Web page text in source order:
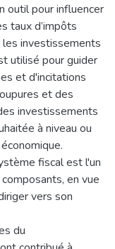
outil pour influencer
taux d’impôts
investissements
utilisé pour guider
et d'incitations
et des
investissements
à niveau ou
fiscal est l'un
en vue
vers son
du